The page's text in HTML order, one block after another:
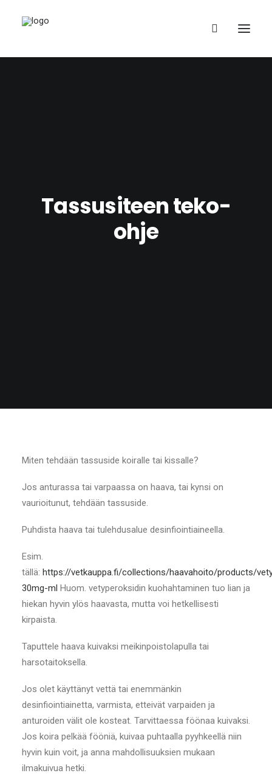
Tassusiteen teko-
ohje
Miten tehdään tassuside koiralle tai kissalle?
Jos anturassa tai varpaassa on haava, tai kynsi on
vaurioitunut, tehdään tassuside.
Puhdista haava tai tulehdusalue desinfiointiaineella.
Esim.
tällä: https://vetkauppa.fi/collections/haavahoito/products/
30mg-ml Huom. vetyperoksidin kuohahtaminen tuo lian ja
hiekan hyvin ylös haavasta, mutta voi hetkellisesti
kirpaista.
Taputtele haava kuivaksi meikinpoistolapulla tai
harsotaitoksella.
Jos olet käyttänyt vettä tai enemmänkin
desinfiointiainetta, varmista, etteivät varpaiden ja
anturoiden välit ole kosteat. Tarvittaessa föönaa kuivaksi.
Jos koira pelkää fööniä, kuivaa puhtaalla pyyhkeellä niin
hyvin kuin voit, ja anna mahdollisuuksien mukaan
ilmakuivua hetki.